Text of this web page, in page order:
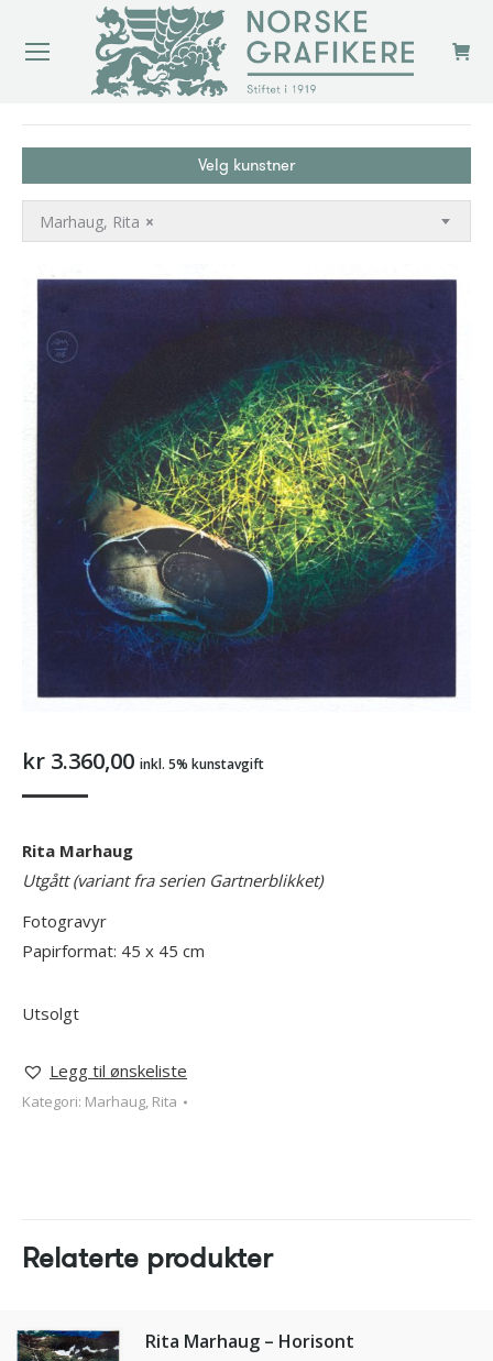
Velg kunstner
×
Marhaug, Rita
kr 3.360,00 inkl. 5% kunstavgift
Rita Marhaug
Utgått (variant fra serien Gartnerblikket)
Fotogravyr
Papirformat: 45 x 45 cm
Utsolgt
Legg til ønskeliste
Kategori: Marhaug, Rita
Relaterte produkter
Rita Marhaug – Horisont